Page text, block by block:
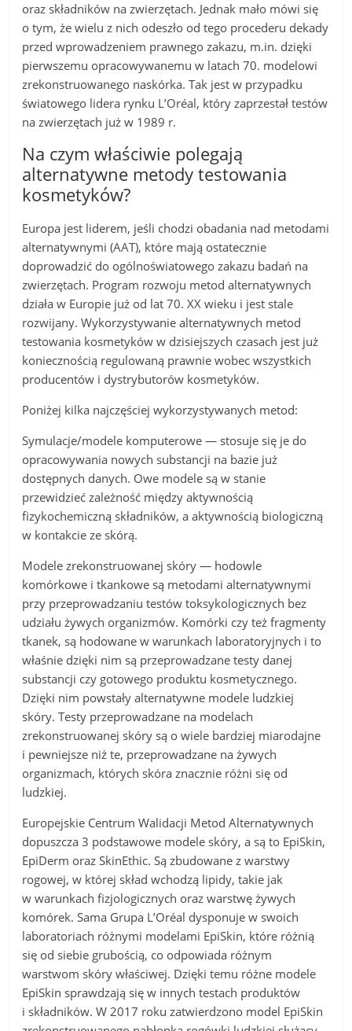
oraz składników na zwierzętach. Jednak mało mówi się
o tym, że wielu z nich odeszło od tego procederu dekady
przed wprowadzeniem prawnego zakazu, m.in. dzięki
pierwszemu opracowywanemu w latach 70. modelowi
zrekonstruowanego naskórka. Tak jest w przypadku
światowego lidera rynku L’Oréal, który zaprzestał testów
na zwierzętach już w 1989 r.
Na czym właściwie polegają
alternatywne metody testowania
kosmetyków?
Europa jest liderem, jeśli chodzi obadania nad metodami
alternatywnymi (AAT), które mają ostatecznie
doprowadzić do ogólnoświatowego zakazu badań na
zwierzętach. Program rozwoju metod alternatywnych
działa w Europie już od lat 70. XX wieku i jest stale
rozwijany. Wykorzystywanie alternatywnych metod
testowania kosmetyków w dzisiejszych czasach jest już
koniecznością regulowaną prawnie wobec wszystkich
producentów i dystrybutorów kosmetyków.
Poniżej kilka najczęściej wykorzystywanych metod:
Symulacje/modele komputerowe — stosuje się je do
opracowywania nowych substancji na bazie już
dostępnych danych. Owe modele są w stanie
przewidzieć zależność między aktywnością
fizykochemiczną składników, a aktywnością biologiczną
w kontakcie ze skórą.
Modele zrekonstruowanej skóry — hodowle
komórkowe i tkankowe są metodami alternatywnymi
przy przeprowadzaniu testów toksykologicznych bez
udziału żywych organizmów. Komórki czy też fragmenty
tkanek, są hodowane w warunkach laboratoryjnych i to
właśnie dzięki nim są przeprowadzane testy danej
substancji czy gotowego produktu kosmetycznego.
Dzięki nim powstały alternatywne modele ludzkiej
skóry. Testy przeprowadzane na modelach
zrekonstruowanej skóry są o wiele bardziej miarodajne
i pewniejsze niż te, przeprowadzane na żywych
organizmach, których skóra znacznie różni się od
ludzkiej.
Europejskie Centrum Walidacji Metod Alternatywnych
dopuszcza 3 podstawowe modele skóry, a są to EpiSkin,
EpiDerm oraz SkinEthic. Są zbudowane z warstwy
rogowej, w której skład wchodzą lipidy, takie jak
w warunkach fizjologicznych oraz warstwę żywych
komórek. Sama Grupa L’Oréal dysponuje w swoich
laboratoriach różnymi modelami EpiSkin, które różnią
się od siebie grubością, co odpowiada różnym
warstwom skóry właściwej. Dzięki temu różne modele
EpiSkin sprawdzają się w innych testach produktów
i składników. W 2017 roku zatwierdzono model EpiSkin